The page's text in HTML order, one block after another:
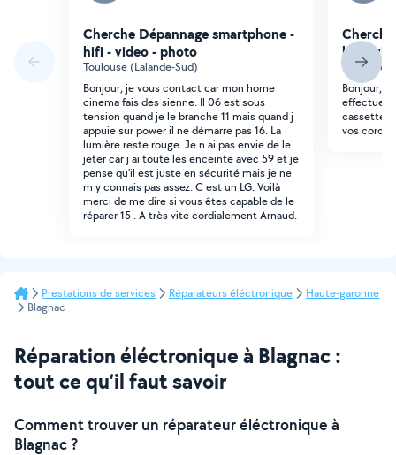
Cherche Dépannage smartphone -
hifi - video - photo
Toulouse (Lalande-Sud)
Bonjour, je vous contact car mon home
cinema fais des sienne. Il 06 est sous
tension quand je le branche 11 mais quand j
appuie sur power il ne démarre pas 16. La
lumière reste rouge. Je n ai pas envie de le
jeter car j ai toute les enceinte avec 59 et je
pense qu'il est juste en sécurité mais je ne
m y connais pas assez. C est un LG. Voilà
merci de me dire si vous êtes capable de le
réparer 15 . A très vite cordialement Arnaud.
hifi -
Toulouse
Bonjour,
effectuer:
cassette:
vos
Prestations de services Réparateurs éléctronique
Haute-garonne
Blagnac
Réparation éléctronique à Blagnac :
tout ce qu’il faut savoir
Comment trouver un réparateur éléctronique à
Blagnac ?